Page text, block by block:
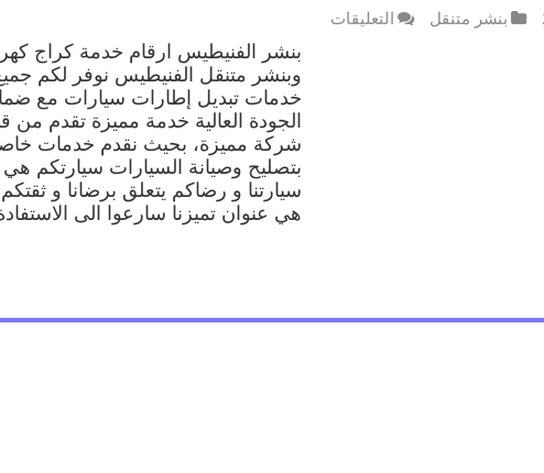
بنشر متنقل التعليقات
الفنيطيس
99009551
كراج
كهرباء
وبنشر
متنقل
قريب
موقعي
بنشر الفنيطيس ارقام خدمة كراج
وبنشر متنقل الفنيطيس نوفر لكم
خدمات تبديل إطارات سيارات مع
الجودة العالية خدمة مميزة تقدم من
شركة مميزة، بحيث نقدم خدمات
بتصليح وصيانة السيارات سيارتكم هي
سيارتنا و رضاكم يتعلق برضانا و ثقتكم
هي عنوان تميزنا سارعوا الى